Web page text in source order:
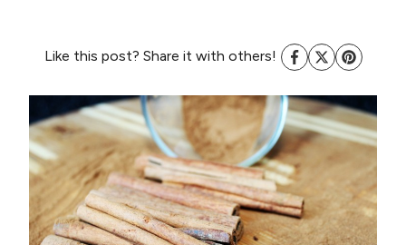
Like this post? Share it with others!